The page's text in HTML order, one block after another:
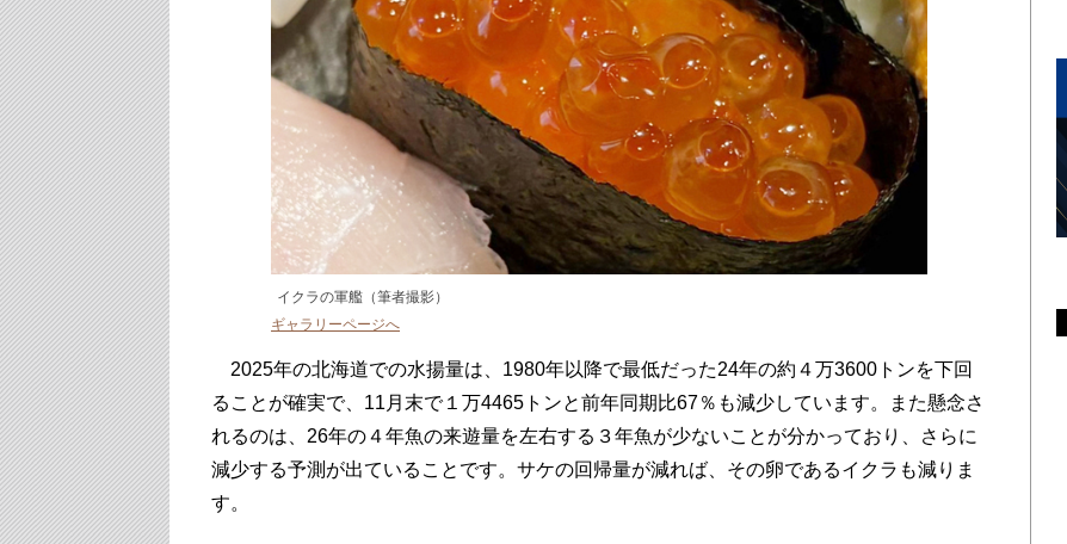
イクラの軍艦（筆者撮影）
ギャラリーページへ
2025年の北海道での水揚量は、1980年以降で最低だった24年の約４万3600トンを下回
ることが確実で、11月末で１万4465トンと前年同期比67％も減少しています。また懸念さ
れるのは、26年の４年魚の来遊量を左右する３年魚が少ないことが分かっており、さらに
減少する予測が出ていることです。サケの回帰量が減れば、その卵であるイクラも減りま
す。